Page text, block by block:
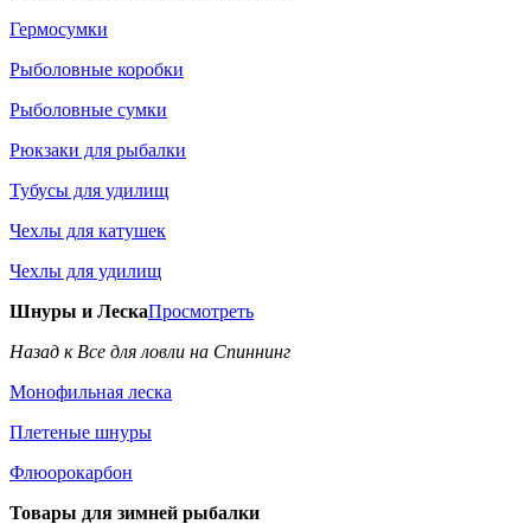
Гермосумки
Рыболовные коробки
Рыболовные сумки
Рюкзаки для рыбалки
Тубусы для удилищ
Чехлы для катушек
Чехлы для удилищ
Шнуры и ЛескаПросмотреть
Назад к Все для ловли на Спиннинг
Монофильная леска
Плетеные шнуры
Флюорокарбон
Товары для зимней рыбалки